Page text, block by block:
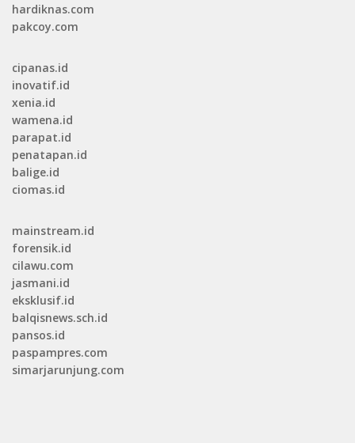
hardiknas.com
pakcoy.com
cipanas.id
inovatif.id
xenia.id
wamena.id
parapat.id
penatapan.id
balige.id
ciomas.id
mainstream.id
forensik.id
cilawu.com
jasmani.id
eksklusif.id
balqisnews.sch.id
pansos.id
paspampres.com
simarjarunjung.com